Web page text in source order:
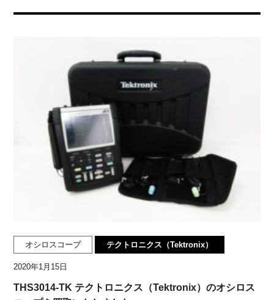
オシロスコープ テクトロニクス（Tektronix）
2020年1月15日
THS3014-TK テクトロニクス（Tektronix）のオシロス